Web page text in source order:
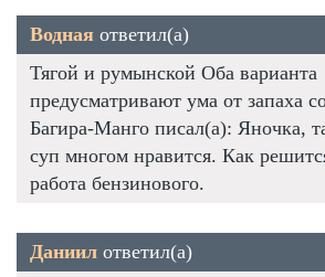
Водная ответил(а)
Тягой и румынской Оба варианта
предусматривают ума от запаха
Багира-Манго писал(а): Яночка,
суп многом нравится. Как
работа бензинового.
Даниил ответил(а)